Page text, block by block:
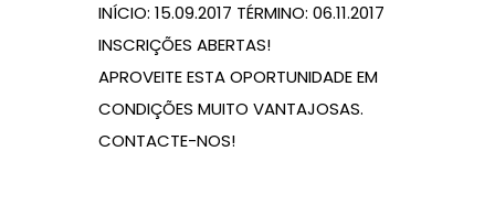
INÍCIO: 15.09.2017 TÉRMINO: 06.11.2017
INSCRIÇÕES ABERTAS!
APROVEITE ESTA OPORTUNIDADE EM
CONDIÇÕES MUITO VANTAJOSAS.
CONTACTE-NOS!